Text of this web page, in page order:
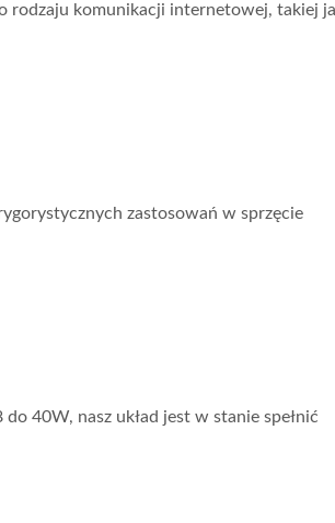
rodzaju komunikacji internetowej, takiej
zastosowań w sprzęcie
40W, nasz układ jest w stanie spełnić